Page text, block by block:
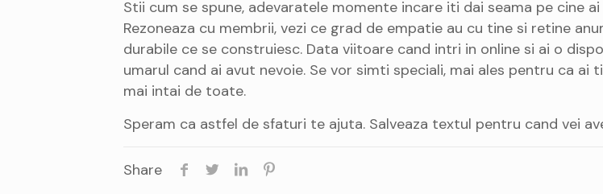
Stii cum se spune, adevaratele momente incare iti dai seama pe cine
Rezoneaza cu membrii, vezi ce grad de empatie au cu tine si retine
durabile ce se construiesc. Data viitoare cand intri in online si ai o
umarul cand ai avut nevoie. Se vor simti speciali, mai ales pentru ca
mai intai de toate.
Speram ca astfel de sfaturi te ajuta. Salveaza textul pentru cand vei
Share